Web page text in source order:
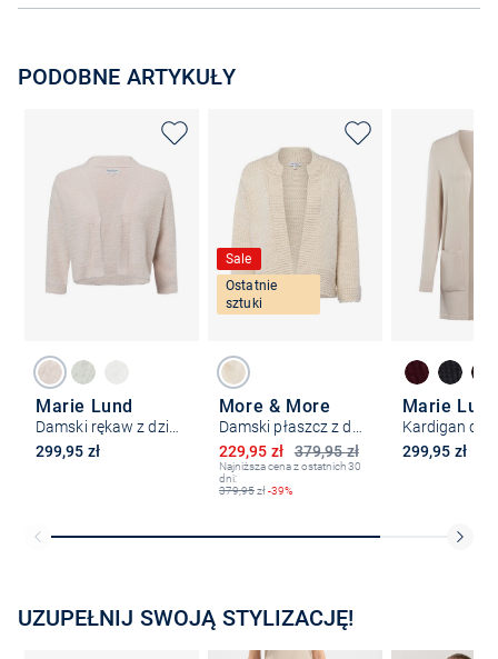
PODOBNE ARTYKUŁY
Marie Lund
299,95 zł
Sale
Ostatnie
sztuki
More & More
379,95 zł
Obniżona cena
229,95 zł
Najniższa cena z ostatnich 30
dni:
379,95zł-39%
Marie
Kardigan
299,95 zł
UZUPEŁNIJ SWOJĄ STYLIZACJĘ!